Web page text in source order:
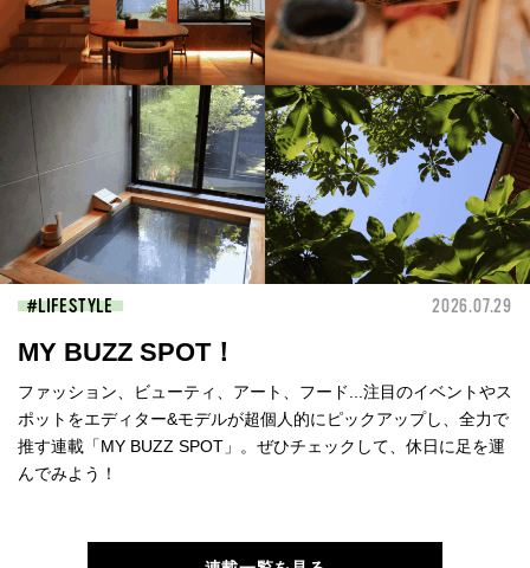
LIFESTYLE 2026.07.29
MY BUZZ SPOT！
ファッション、ビューティ、アート、フード...注目のイベントやス
ポットをエディター&モデルが超個人的にピックアップし、全力で
推す連載「MY BUZZ SPOT」。ぜひチェックして、休日に足を運
んでみよう！